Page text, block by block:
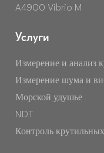
A4900 Vibrio M
Услуги
Измерение и анализ
Измерение шума и
Морской удушье
NDT
Контроль